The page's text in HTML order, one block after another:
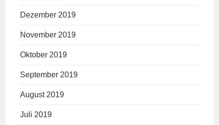
Dezember 2019
November 2019
Oktober 2019
September 2019
August 2019
Juli 2019